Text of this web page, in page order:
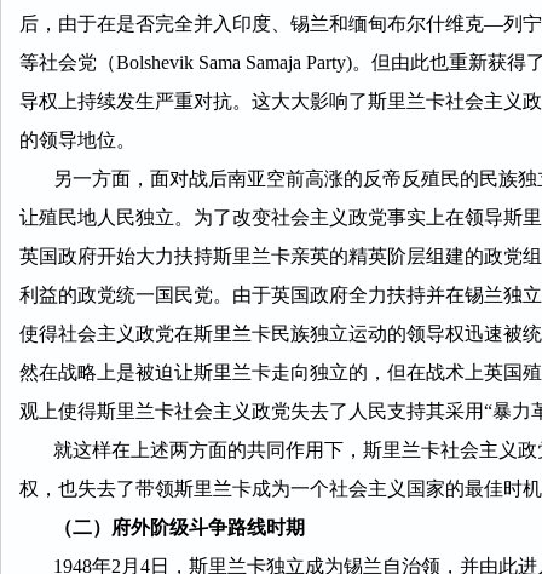
后，由于在是否完全并入印度、锡兰和缅甸布尔什维克—列
等社会党（Bolshevik Sama Samaja Party)。但由此也重新获
导权上持续发生严重对抗。这大大影响了斯里兰卡社会主义
的领导地位。
另一方面，面对战后南亚空前高涨的反帝反殖民的民族独
让殖民地人民独立。为了改变社会主义政党事实上在领导斯
英国政府开始大力扶持斯里兰卡亲英的精英阶层组建的政党
利益的政党统一国民党。由于英国政府全力扶持并在锡兰独
使得社会主义政党在斯里兰卡民族独立运动的领导权迅速被
然在战略上是被迫让斯里兰卡走向独立的，但在战术上英国
观上使得斯里兰卡社会主义政党失去了人民支持其采用“暴
就这样在上述两方面的共同作用下，斯里兰卡社会主义政
权，也失去了带领斯里兰卡成为一个社会主义国家的最佳时
（二）府外阶级斗争路线时期
1948年2月4日，斯里兰卡独立成为锡兰自治领，并由此